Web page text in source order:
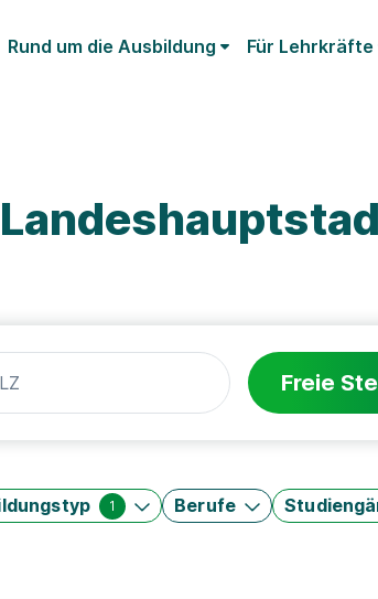
Rund um die Ausbildung Für Lehrkräfte
Freie
1 Berufe